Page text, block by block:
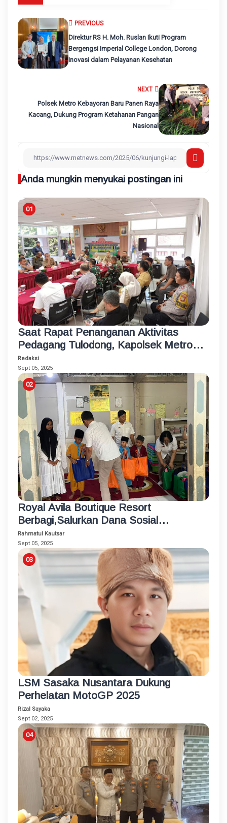
NEXT
Polsek Metro Kebayoran Baru Panen Raya
Kacang, Dukung Program Ketahanan Pangan
Nasional
PREVIOUS
Direktur RS H. Moh. Ruslan Ikuti Program
Bergengsi Imperial College London, Dorong
Inovasi dalam Pelayanan Kesehatan
Anda mungkin menyukai postingan ini
Saat Rapat Penanganan Aktivitas
Pedagang Tulodong, Kapolsek Metro
Kebayoran Baru Berikan Solusi
Redaksi
Sept 05, 2025
Royal Avila Boutique Resort
Berbagi,Salurkan Dana Sosial
Pendidikan Pada Anak-Anak Malimbu
Rahmatul Kautsar
Sept 05, 2025
LSM Sasaka Nusantara Dukung
Perhelatan MotoGP 2025
Rizal Sayaka
Sept 02, 2025